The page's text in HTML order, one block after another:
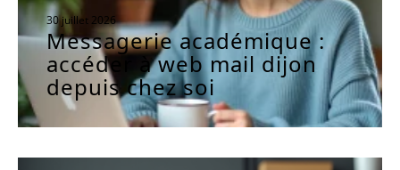
30 juillet 2026
Messagerie académique :
accéder à web mail dijon
depuis chez soi